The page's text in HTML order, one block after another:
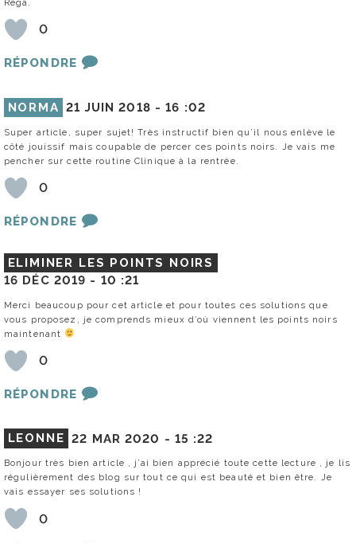
0
RÉPONDRE
NORMA 21 JUIN 2018 -16 :02
Super article, super sujet! Très instructif bien qu’il nous enlève le
côté jouissif mais coupable de percer ces points noirs. Je vais me
pencher sur cette routine Clinique à la rentrée.
0
RÉPONDRE
ELIMINER LES POINTS NOIRS
16 DÉC 2019 - 10 :21
Merci beaucoup pour cet article et pour toutes ces solutions que
vous proposez, je comprends mieux d’où viennent les points noirs
maintenant
0
RÉPONDRE
LEONNE 22 MAR 2020 - 15 :22
Bonjour très bien article , j’ai bien apprécié toute cette lecture , je lis
régulièrement des blog sur tout ce qui est beauté et bien être. Je
vais essayer ses solutions !
0